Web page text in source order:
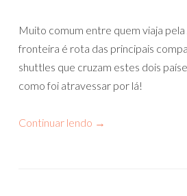
Muito comum entre quem viaja
fronteira é rota das principais
shuttles que cruzam estes dois
como foi atravessar por lá!
Continuar lendo →